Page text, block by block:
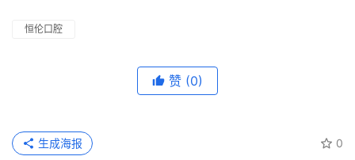
恒伦口腔
赞 (0)
0
生成海报